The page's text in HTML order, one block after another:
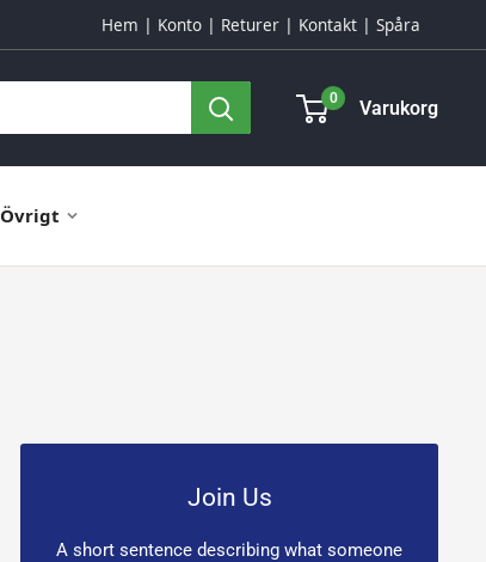
Hem Konto Returer Kontakt Spåra
0 Varukorg
Övrigt
Join Us
A short sentence describing what someone